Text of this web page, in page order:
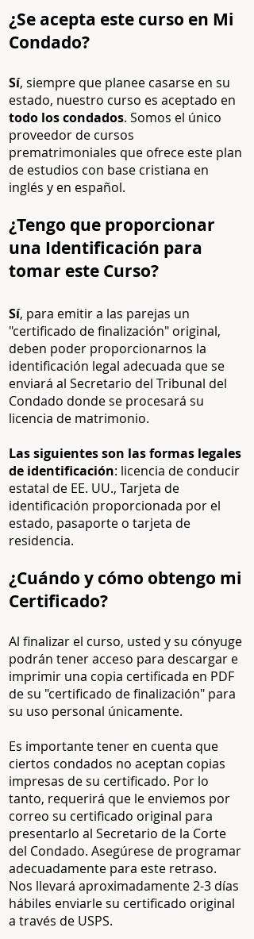
¿Se acepta este curso en Mi
Condado?
Sí, siempre que planee casarse en su
estado, nuestro curso es aceptado en
todo los condados. Somos el único
proveedor de cursos
prematrimoniales que ofrece este plan
de estudios con base cristiana en
inglés y en español.
¿Tengo que proporcionar
una Identificación para
tomar este Curso?
Sí, para emitir a las parejas un
"certificado de finalización" original,
deben poder proporcionarnos la
identificación legal adecuada que se
enviará al Secretario del Tribunal del
Condado donde se procesará su
licencia de matrimonio.
Las siguientes son las formas legales
de identificación: licencia de conducir
estatal de EE. UU., Tarjeta de
identificación proporcionada por el
estado, pasaporte o tarjeta de
residencia.
¿Cuándo y cómo obtengo mi
Certificado?
Al finalizar el curso, usted y su cónyuge
podrán tener acceso para descargar e
imprimir una copia certificada en PDF
de su "certificado de finalización" para
su uso personal únicamente.
Es importante tener en cuenta que
ciertos condados no aceptan copias
impresas de su certificado. Por lo
tanto, requerirá que le enviemos por
correo su certificado original para
presentarlo al Secretario de la Corte
del Condado. Asegúrese de programar
adecuadamente para este retraso.
Nos llevará aproximadamente 2-3 días
hábiles enviarle su certificado original
a través de USPS.